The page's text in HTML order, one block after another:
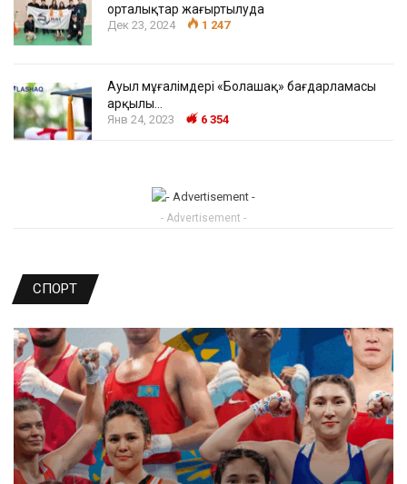
орталықтар жаңғыртылуда
Дек 23, 2024 1 247
Ауыл мұғалімдері «Болашақ» бағдарламасы
арқылы…
Янв 24, 2023 6 354
- Advertisement -
СПОРТ